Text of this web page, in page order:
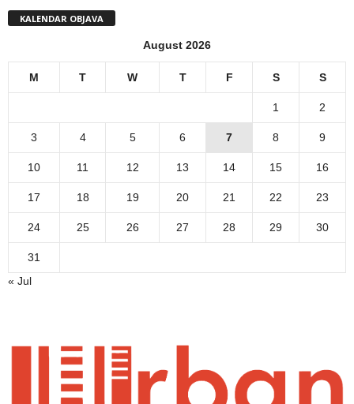
KALENDAR OBJAVA
August 2026
M T W T F S S
1 2
3 4 5 6 7 8 9
10 11 12 13 14 15 16
17 18 19 20 21 22 23
24 25 26 27 28 29 30
31
« Jul